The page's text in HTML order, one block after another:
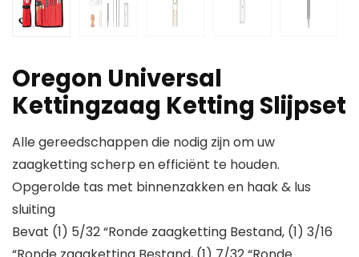
Oregon Universal
Kettingzaag Ketting Slijpset
Alle gereedschappen die nodig zijn om uw
zaagketting scherp en efficiënt te houden.
Opgerolde tas met binnenzakken en haak & lus
sluiting
Bevat (1) 5/32 “Ronde zaagketting Bestand, (1) 3/16